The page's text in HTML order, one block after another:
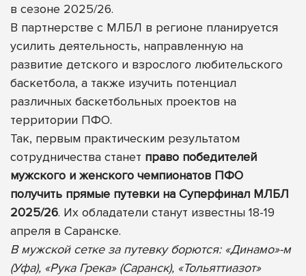
в сезоне 2025/26.
В партнерстве с МЛБЛ в регионе планируется
усилить деятельность, направленную на
развитие детского и взрослого любительского
баскетбола, а также изучить потенциал
различных баскетбольных проектов на
территории ПФО.
Так, первым практическим результатом
сотрудничества станет право победителей
мужского и женского чемпионатов ПФО
получить прямые путевки на Суперфинал МЛБЛ
2025/26. Их обладатели станут известны 18-19
апреля в Саранске.
В мужской сетке за путевку борются: «Динамо»-м
(Уфа), «Рука Грека» (Саранск), «Тольяттиазот»